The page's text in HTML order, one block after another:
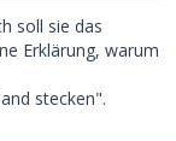
(früher
sein.
soll sie das
Erklärung, warum
stecken".